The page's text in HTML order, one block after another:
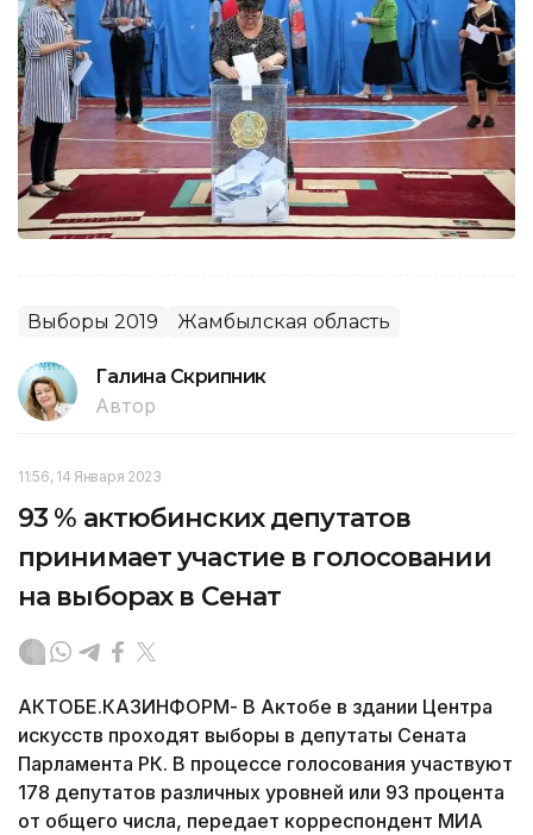
Выборы 2019 Жамбылская область
Галина Скрипник
Автор
11:56, 14 Января 2023
93 % актюбинских депутатов
принимает участие в голосовании
на выборах в Сенат
АКТОБЕ.КАЗИНФОРМ- В Актобе в здании Центра
искусств проходят выборы в депутаты Сената
Парламента РК. В процессе голосования участвуют
178 депутатов различных уровней или 93 процента
от общего числа, передает корреспондент МИА